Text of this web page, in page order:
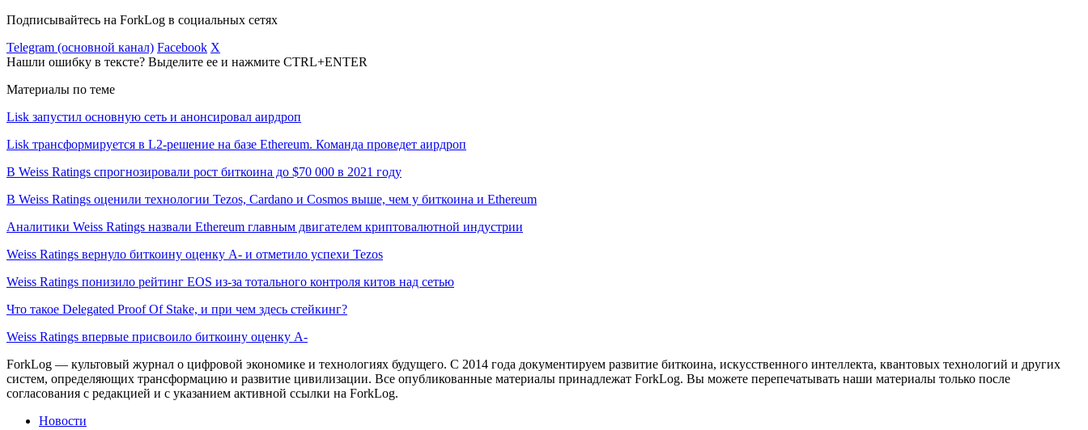
Подписывайтесь на ForkLog в социальных сетях
Telegram (основной канал) Facebook X
Нашли ошибку в тексте? Выделите ее и нажмите CTRL+ENTER
Материалы по теме
Lisk запустил основную сеть и анонсировал аирдроп
Lisk трансформируется в L2-решение на базе Ethereum. Команда проведет аирдроп
В Weiss Ratings спрогнозировали рост биткоина до $70 000 в 2021 году
В Weiss Ratings оценили технологии Tezos, Cardano и Cosmos выше, чем у биткоина и Ethereum
Аналитики Weiss Ratings назвали Ethereum главным двигателем криптовалютной индустрии
Weiss Ratings вернуло биткоину оценку A- и отметило успехи Tezos
Weiss Ratings понизило рейтинг EOS из-за тотального контроля китов над сетью
Что такое Delegated Proof Of Stake, и при чем здесь стейкинг?
Weiss Ratings впервые присвоило биткоину оценку A-
ForkLog — культовый журнал о цифровой экономике и технологиях будущего. С 2014 года документируем развитие биткоина, искусственного интеллекта, квантовых технологий и других
систем, определяющих трансформацию и развитие цивилизации. Все опубликованные материалы принадлежат ForkLog. Вы можете перепечатывать наши материалы только после
согласования с редакцией и с указанием активной ссылки на ForkLog.
Новости